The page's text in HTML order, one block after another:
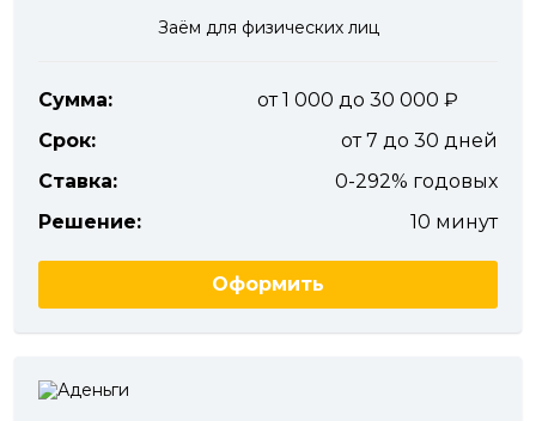
Заём для физических лиц
Сумма:
от 1 000 до 30 000
Срок:
от 7 до 30 дней
Ставка:
0-292% годовых
Решение:
10 минут
Оформить